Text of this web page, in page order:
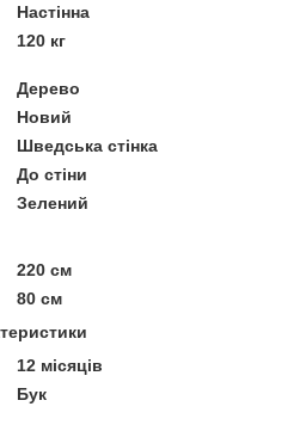
Настінна
120 кг
Дерево
Новий
Шведська стінка
До стіни
Зелений
220 см
80 см
12 місяців
Бук